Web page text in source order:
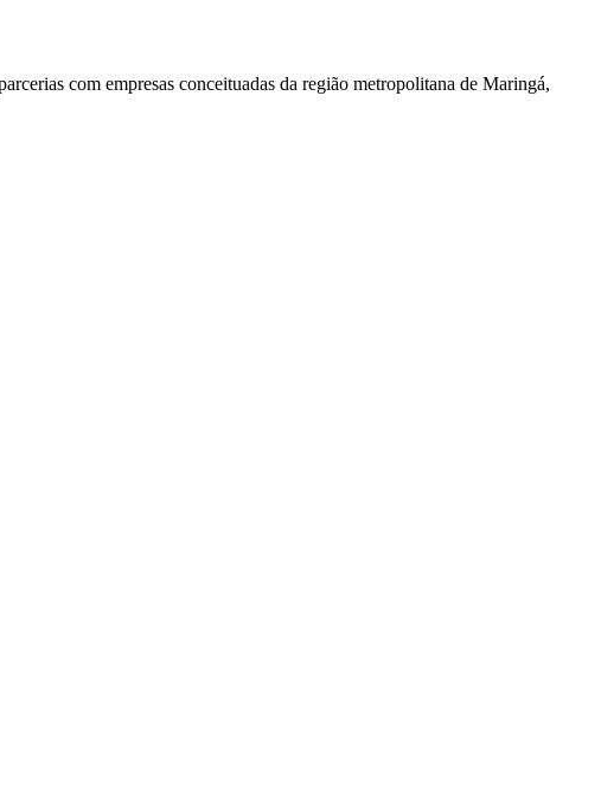
com empresas conceituadas da região metropolitana de Maringá,